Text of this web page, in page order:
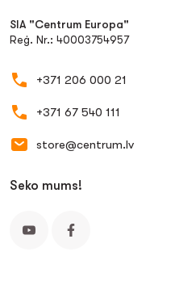
SIA "Centrum Europa"
Reģ. Nr.: 40003754957
+371 206 000 21
+371 67 540 111
store@centrum.lv
Seko mums!